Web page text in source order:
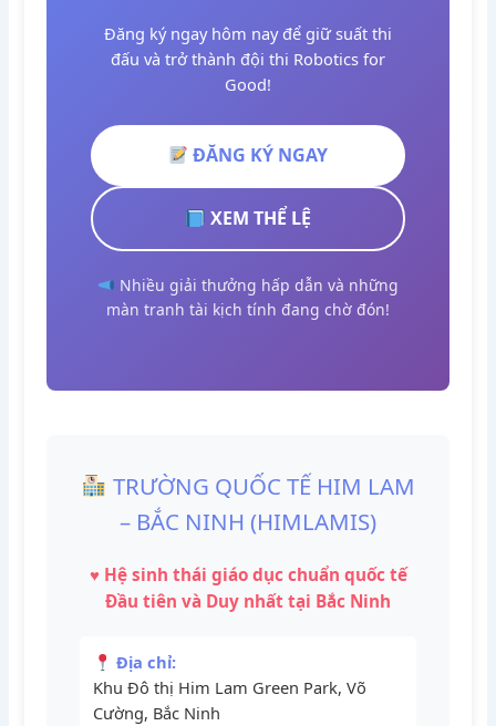
Đăng ký ngay hôm nay để giữ suất thi
đấu và trở thành đội thi Robotics for
Good!
ĐĂNG KÝ NGAY
XEM THỂ LỆ
Nhiều giải thưởng hấp dẫn và những
màn tranh tài kịch tính đang chờ đón!
TRƯỜNG QUỐC TẾ HIM LAM
– BẮC NINH (HIMLAMIS)
♥️ Hệ sinh thái giáo dục chuẩn quốc tế
Đầu tiên và Duy nhất tại Bắc Ninh
Địa chỉ:
Khu Đô thị Him Lam Green Park, Võ
Cường, Bắc Ninh